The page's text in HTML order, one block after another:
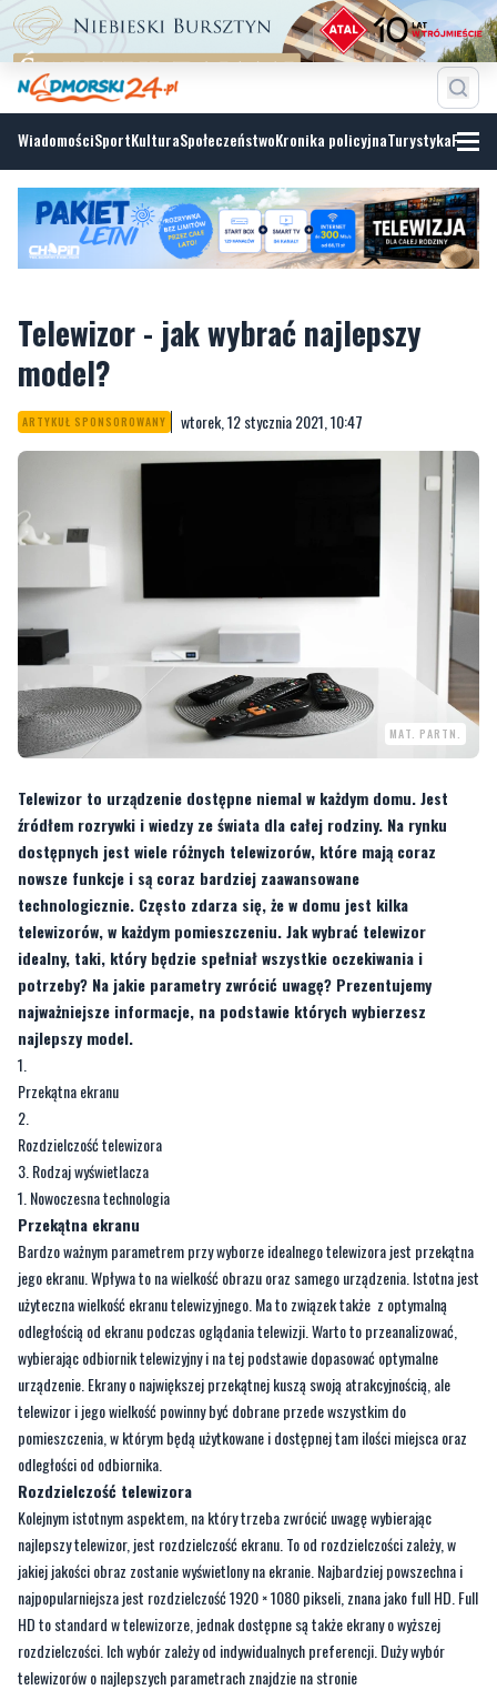
WiadomościSportKulturaSpołeczeństwoKronika policyjnaTurystyka
Telewizor - jak wybrać najlepszy
ARTYKUŁ SPONSOROWANY wtorek, 12 stycznia 2021, 10:47
Telewizor to urządzenie dostępne niemal w każdym domu. Jest
źródłem rozrywki i wiedzy ze świata dla całej rodziny. Na rynku
nowsze funkcje i są coraz bardziej zaawansowane
technologicznie. Często zdarza się, że w domu jest kilka
telewizorów, w każdym pomieszczeniu. Jak wybrać telewizor
idealny, taki, który będzie spełniał wszystkie oczekiwania i
potrzeby? Na jakie parametry zwrócić uwagę? Prezentujemy
najważniejsze informacje, na podstawie których wybierzesz
najlepszy model.
Przekątna ekranu
Rozdzielczość telewizora
3. Rodzaj wyświetlacza
Przekątna ekranu
Bardzo ważnym parametrem przy wyborze idealnego telewizora jest przekątna
jego ekranu. Wpływa to na wielkość obrazu oraz samego urządzenia. Istotna jest
użyteczna wielkość ekranu telewizyjnego. Ma to związek także z optymalną
odległością od ekranu podczas oglądania telewizji. Warto to przeanalizować,
wybierając odbiornik telewizyjny i na tej podstawie dopasować optymalne
urządzenie. Ekrany o największej przekątnej kuszą swoją atrakcyjnością, ale
telewizor i jego wielkość powinny być dobrane przede wszystkim do
pomieszczenia, w którym będą użytkowane i dostępnej tam ilości miejsca oraz
odległości od odbiornika.
Rozdzielczość telewizora
Kolejnym istotnym aspektem, na który trzeba zwrócić uwagę wybierając
najlepszy telewizor, jest rozdzielczość ekranu. To od rozdzielczości zależy, w
jakiej jakości obraz zostanie wyświetlony na ekranie. Najbardziej powszechna i
najpopularniejsza jest rozdzielczość 1920 × 1080 pikseli, znana jako full HD. Full
HD to standard w telewizorze, jednak dostępne są także ekrany o wyższej
rozdzielczości. Ich wybór zależy od indywidualnych preferencji. Duży wybór
telewizorów o najlepszych parametrach znajdzie na stronie
https://www.morele.net/kategoria/telewizory-412/.
Rodzaj wyświetlacza
Rodzaj wyświetlacza w ekranie telewizora to ważny wybór. Jakie są dostępne?